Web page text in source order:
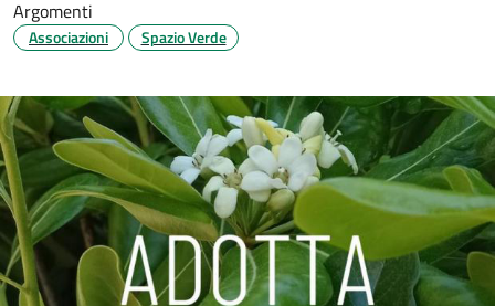
Argomenti
Associazioni Spazio Verde